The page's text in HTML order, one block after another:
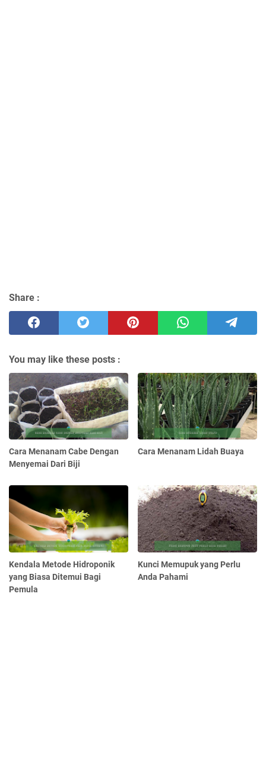
Share :
You may like these posts :
Cara Menanam Cabe Dengan
Menyemai Dari Biji
Cara Menanam Lidah Buaya
Kendala Metode Hidroponik
yang Biasa Ditemui Bagi
Pemula
Kunci Memupuk yang Perlu
Anda Pahami